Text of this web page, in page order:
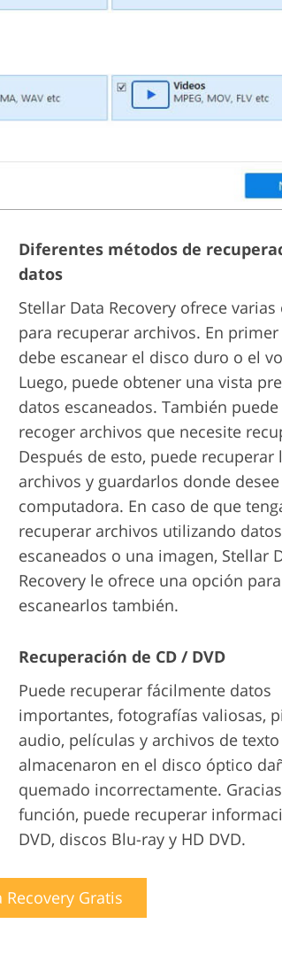
Diferentes métodos de
datos
Stellar Data Recovery ofrece
para recuperar archivos. En primer
debe escanear el disco duro o el
Luego, puede obtener una vista
datos escaneados. También
recoger archivos que necesite
Después de esto, puede recuperar
archivos y guardarlos donde
computadora. En caso de que
recuperar archivos utilizando
escaneados o una imagen, Stellar
Recovery le ofrece una opción para
escanearlos también.
Recuperación de CD / DVD
Puede recuperar fácilmente datos
importantes, fotografías valiosas,
audio, películas y archivos de
almacenaron en el disco óptico
quemado incorrectamente.
función, puede recuperar
DVD, discos Blu-ray y HD DVD.
Recovery Gratis